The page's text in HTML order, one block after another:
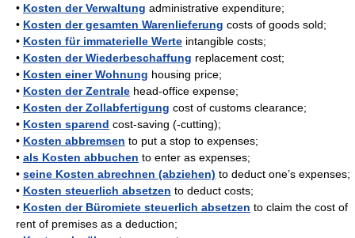
• Kosten der Verwaltung administrative expenditure;
• Kosten der gesamten Warenlieferung costs of goods sold;
• Kosten für immaterielle Werte intangible costs;
• Kosten der Wiederbeschaffung replacement cost;
• Kosten einer Wohnung housing price;
• Kosten der Zentrale head-office expense;
• Kosten der Zollabfertigung cost of customs clearance;
• Kosten sparend cost-saving (-cutting);
• Kosten abbremsen to put a stop to expenses;
• als Kosten abbuchen to enter as expenses;
• seine Kosten abrechnen (abziehen) to deduct one’s expenses;
• Kosten steuerlich absetzen to deduct costs;
• Kosten der Büromiete steuerlich absetzen to claim the cost of
rent of premises as a deduction;